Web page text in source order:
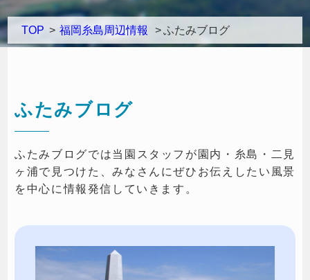
TOP > 福岡糸島周辺情報 >ふたみブログ
ふたみブログ
ふたみブログでは当園スタッフが園内・糸島・二見
ヶ浦で見つけた、みなさんにぜひお伝えしたい風景
を中心に情報発信していきます。